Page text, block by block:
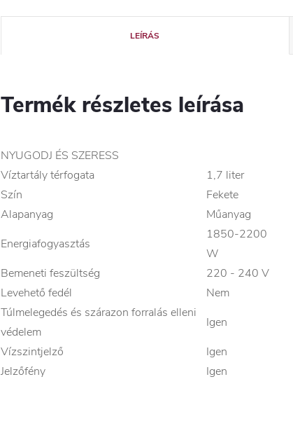
LEÍRÁS
Termék részletes leírása
NYUGODJ ÉS SZERESS
Víztartály térfogata
1,7 liter
Szín
Fekete
Alapanyag
Műanyag
Energiafogyasztás
1850-2200
W
Bemeneti feszültség
220 - 240 V
Levehető fedél
Nem
Túlmelegedés és szárazon forralás elleni
védelem
Igen
Vízszintjelző
Igen
Jelzőfény
Igen